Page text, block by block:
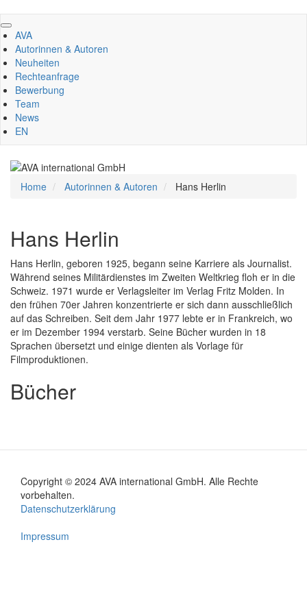
Direkt
zum
Inhalt
AVA
Autorinnen & Autoren
Neuheiten
Rechteanfrage
Bewerbung
Team
News
EN
Home Autorinnen & Autoren Hans Herlin
Hans Herlin
Hans Herlin, geboren 1925, begann seine Karriere als Journalist.
Während seines Militärdienstes im Zweiten Weltkrieg floh er in die
Schweiz. 1971 wurde er Verlagsleiter im Verlag Fritz Molden. In
den frühen 70er Jahren konzentrierte er sich dann ausschließlich
auf das Schreiben. Seit dem Jahr 1977 lebte er in Frankreich, wo
er im Dezember 1994 verstarb. Seine Bücher wurden in 18
Sprachen übersetzt und einige dienten als Vorlage für
Filmproduktionen.
Bücher
Copyright © 2024 AVA international GmbH. Alle Rechte
vorbehalten.
Footer
menu
Datenschutzerklärung
Impressum